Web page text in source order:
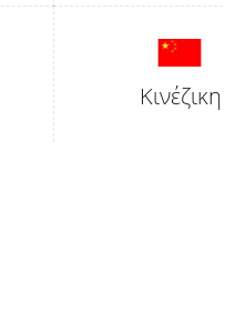
Κινέζικη